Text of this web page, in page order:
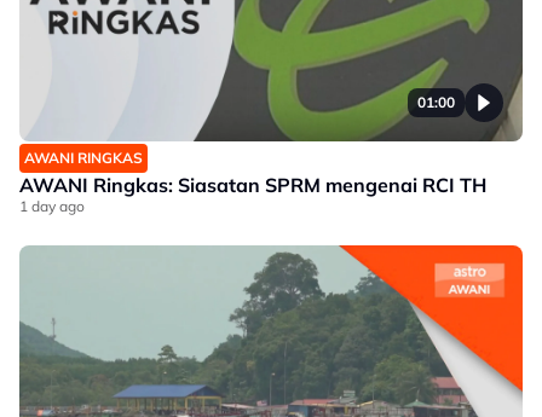
01:00
AWANI RINGKAS
AWANI Ringkas: Siasatan SPRM mengenai RCI TH
1 day ago